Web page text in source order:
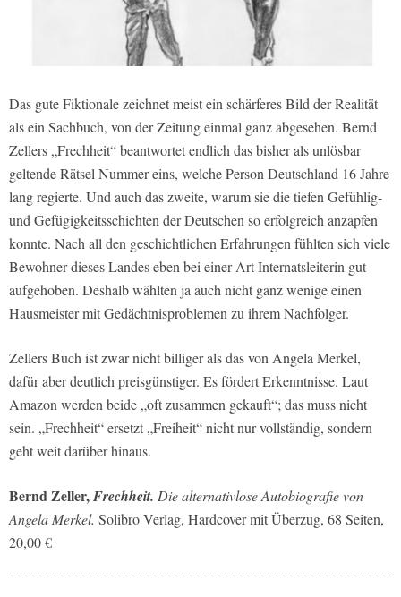
Das gute Fiktionale zeichnet meist ein schärferes Bild der Realität
als ein Sachbuch, von der Zeitung einmal ganz abgesehen. Bernd
Zellers „Frechheit“ beantwortet endlich das bisher als unlösbar
geltende Rätsel Nummer eins, welche Person Deutschland 16 Jahre
lang regierte. Und auch das zweite, warum sie die tiefen Gefühlig-
und Gefügigkeitsschichten der Deutschen so erfolgreich anzapfen
konnte. Nach all den geschichtlichen Erfahrungen fühlten sich viele
Bewohner dieses Landes eben bei einer Art Internatsleiterin gut
aufgehoben. Deshalb wählten ja auch nicht ganz wenige einen
Hausmeister mit Gedächtnisproblemen zu ihrem Nachfolger.
Zellers Buch ist zwar nicht billiger als das von Angela Merkel,
dafür aber deutlich preisgünstiger. Es fördert Erkenntnisse. Laut
Amazon werden beide „oft zusammen gekauft“; das muss nicht
sein. „Frechheit“ ersetzt „Freiheit“ nicht nur vollständig, sondern
geht weit darüber hinaus.
Bernd Zeller,Frechheit. Die alternativlose Autobiografie von
Angela Merkel. Solibro Verlag, Hardcover mit Überzug, 68 Seiten,
20,00 €